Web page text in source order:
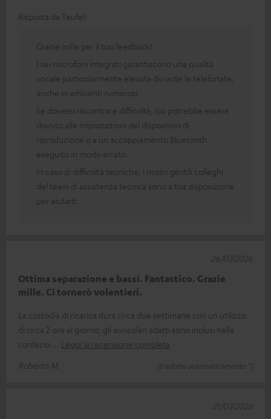
Risposta da Teufel:
Grazie mille per il tuo feedback!
I sei microfoni integrati garantiscono una qualità
vocale particolarmente elevata durante le telefonate,
anche in ambienti rumorosi.
Se dovessi riscontrare difficoltà, ciò potrebbe essere
dovuto alle impostazioni del dispositivo di
riproduzione o a un accoppiamento Bluetooth
eseguito in modo errato.
In caso di difficoltà tecniche, i nostri gentili colleghi
del team di assistenza tecnica sono a tua disposizione
per aiutarti.
Ottima separazione e bassi. Fantastico. Grazie
mille. Ci tornerò volentieri.
La custodia di ricarica dura circa due settimane con un utilizzo
di circa 2 ore al giorno; gli auricolari adatti sono inclusi nella
confezio
Leggi la recensione completa
Roberto M.
(tradotto automaticamente *)
26/07/2026
21/07/2026